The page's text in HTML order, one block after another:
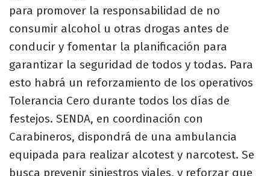
para promover la responsabilidad de no
consumir alcohol u otras drogas antes de
conducir y fomentar la planificación para
garantizar la seguridad de todos y todas. Para
esto habrá un reforzamiento de los operativos
Tolerancia Cero durante todos los días de
festejos. SENDA, en coordinación con
Carabineros, dispondrá de una ambulancia
equipada para realizar alcotest y narcotest. Se
busca prevenir siniestros viales, y reforzar que